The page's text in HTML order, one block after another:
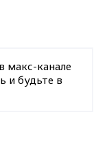
макс-канале
и будьте в